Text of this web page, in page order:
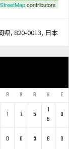
contributors
県, 820-0013, 日本
8 9 R H E
1 2 5
1
5
0
0 0 3 8 0